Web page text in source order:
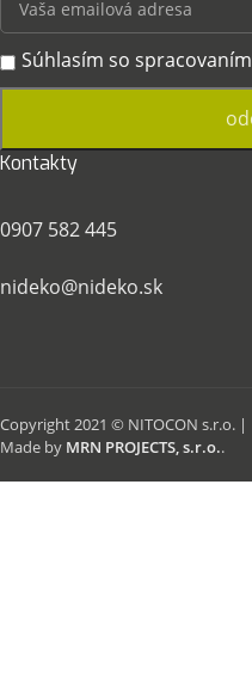
Súhlasím so spracovaním
Kontakty
0907 582 445
nideko@nideko.sk
Copyright 2021 © NITOCON s.r.o. |
Made by MRN PROJECTS, s.r.o..